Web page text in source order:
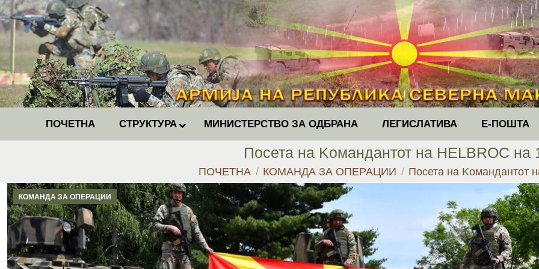
ПОЧЕТНА СТРУКТУРА МИНИСТЕРСТВО ЗА ОДБРАНА ЛЕГИСЛАТИВА Е-ПОШТА
Посета на Kомандантот на HELBROC на
You are here:
ПОЧЕТНА КОМАНДА ЗА ОПЕРАЦИИ Посета на Kомандантот
КОМАНДА ЗА ОПЕРАЦИИ